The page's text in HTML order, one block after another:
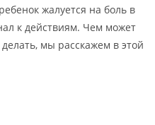
жалуется на боль в
к действиям. Чем может
мы расскажем в этой